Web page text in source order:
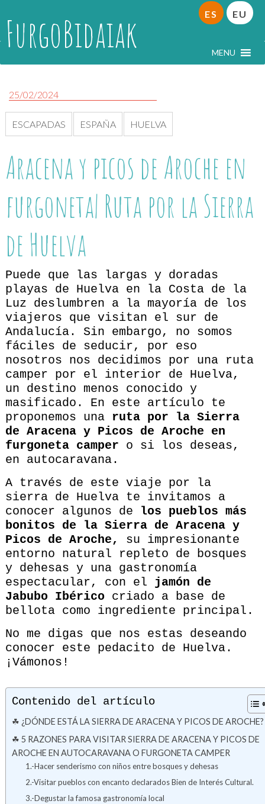
FurgoBidaiak MENU
ES EU
25/02/2024
ESCAPADAS ESPAÑA HUELVA
Aracena y picos de Aroche en
furgoneta| Ruta por la Sierra
de Huelva
Puede que las largas y doradas
playas de Huelva en la Costa de la
Luz deslumbren a la mayoría de los
viajeros que visitan el sur de
Andalucía. Sin embargo, no somos
fáciles de seducir, por eso
nosotros nos decidimos por una ruta
camper por el interior de Huelva,
un destino menos conocido y
masificado. En este artículo te
proponemos una ruta por la Sierra
de Aracena y Picos de Aroche en
furgoneta camper o si los deseas,
en autocaravana.
A través de este viaje por la
sierra de Huelva te invitamos a
conocer algunos de los pueblos más
bonitos de la Sierra de Aracena y
Picos de Aroche, su impresionante
entorno natural repleto de bosques
y dehesas y una gastronomía
espectacular, con el jamón de
Jabubo Ibérico criado a base de
bellota como ingrediente principal.
No me digas que nos estas deseando
conocer este pedacito de Huelva.
¡Vámonos!
Contenido del artículo
☘ ¿DÓNDE ESTÁ LA SIERRA DE ARACENA Y PICOS DE AROCHE?
☘ 5 RAZONES PARA VISITAR SIERRA DE ARACENA Y PICOS DE
AROCHE EN AUTOCARAVANA O FURGONETA CAMPER
1.-Hacer senderismo con niños entre bosques y dehesas
2.-Visitar pueblos con encanto declarados Bien de Interés Cultural.
3.-Degustar la famosa gastronomía local